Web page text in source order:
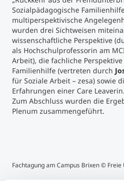
Sozialpädagogische
multiperspektivische
wurden drei Sichtweisen
wissenschaftliche Perspektive
als Hochschulprofessorin am
Arbeit), die fachliche
Familienhilfe (vertreten durch
für Soziale Arbeit – zesa) sowie
Erfahrungen einer Care Leaverin.
Zum Abschluss wurden die
Plenum zusammengeführt.
Fachtagung am Campus Brixen ©